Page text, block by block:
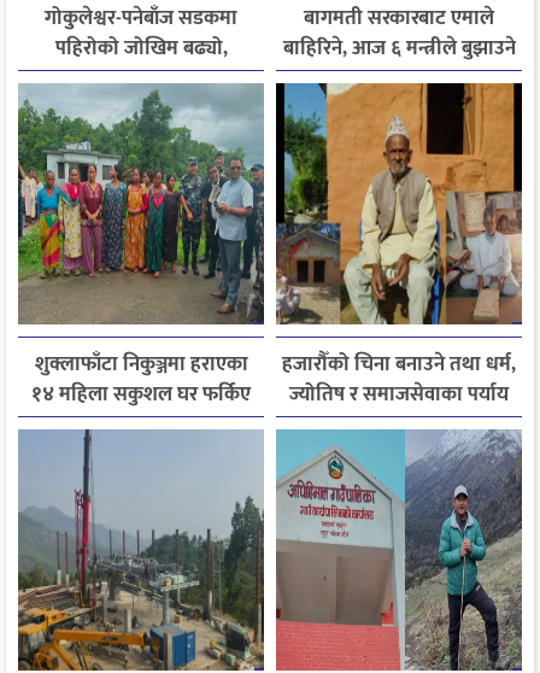
गोकुलेश्वर-पनेबाँज सडकमा
पहिरोको जोखिम बढ्यो,
स्थानीयले मागे तत्काल पर्खाल
निर्माण
बागमती सरकारबाट एमाले
बाहिरिने, आज ६ मन्त्रीले बुझाउने
राजीनामा
शुक्लाफाँटा निकुञ्जमा हराएका
१४ महिला सकुशल घर फर्किए
हजारौँको चिना बनाउने तथा धर्म,
ज्योतिष र समाजसेवाका पर्याय
धनदेव जोशी अब स्मृतिमा